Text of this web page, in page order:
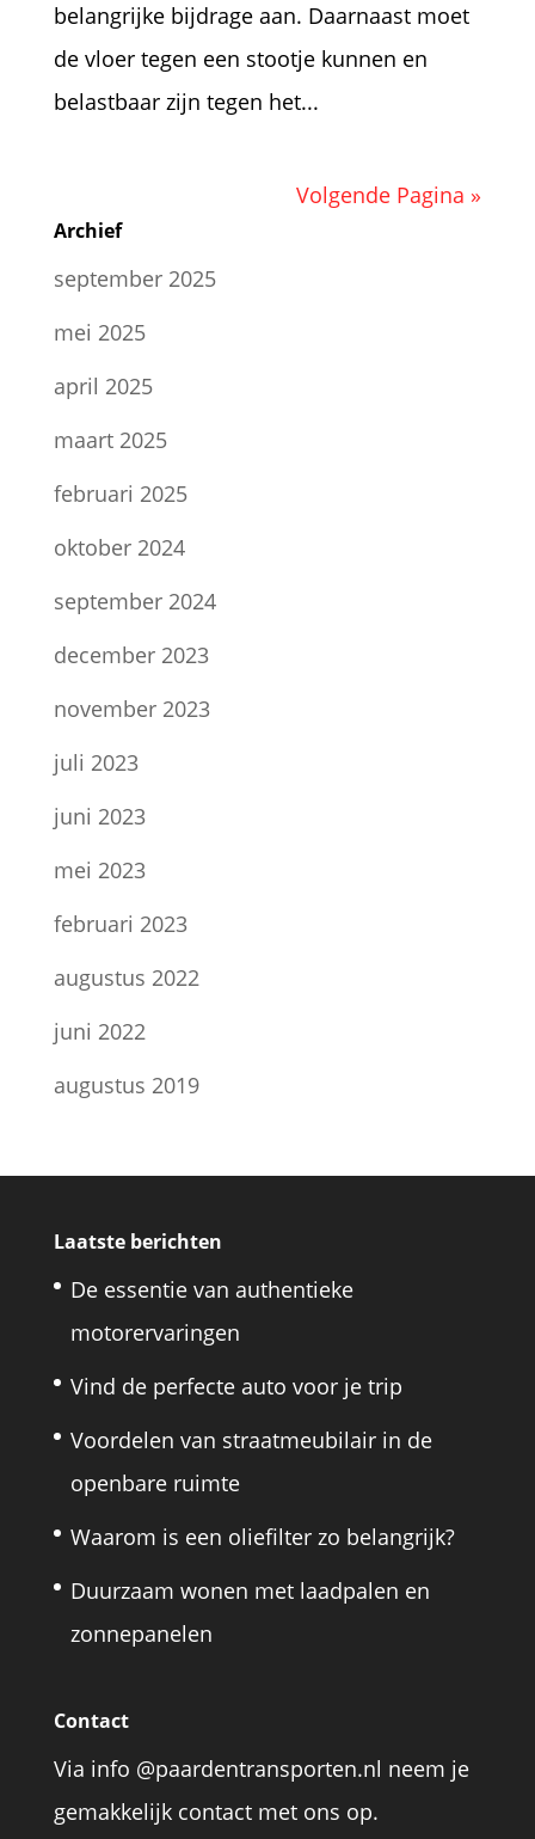
belangrijke bijdrage aan. Daarnaast moet
de vloer tegen een stootje kunnen en
belastbaar zijn tegen het...
Volgende Pagina »
Archief
september 2025
mei 2025
april 2025
maart 2025
februari 2025
oktober 2024
september 2024
december 2023
november 2023
juli 2023
juni 2023
mei 2023
februari 2023
augustus 2022
juni 2022
augustus 2019
Laatste berichten
De essentie van authentieke
motorervaringen
Vind de perfecte auto voor je trip
Voordelen van straatmeubilair in de
openbare ruimte
Waarom is een oliefilter zo belangrijk?
Duurzaam wonen met laadpalen en
zonnepanelen
Contact
Via info @paardentransporten.nl neem je
gemakkelijk contact met ons op.